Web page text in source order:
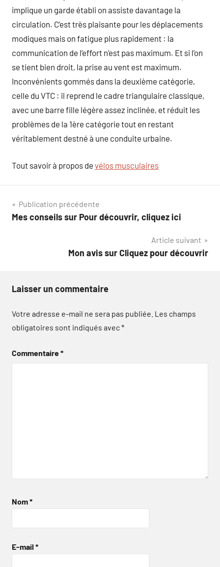
implique un garde établi on assiste davantage la
circulation. C’est très plaisante pour les déplacements
modiques mais on fatigue plus rapidement : la
communication de l’effort n’est pas maximum. Et si l’on
se tient bien droit, la prise au vent est maximum.
Inconvénients gommés dans la deuxième catégorie,
celle du VTC : il reprend le cadre triangulaire classique,
avec une barre fille légère assez inclinée, et réduit les
problèmes de la 1ère catégorie tout en restant
véritablement destné à une conduite urbaine.
Tout savoir à propos de vélos musculaires
Navigation
de
Publication précédente
Mes conseils sur Pour découvrir, cliquez ici
Article suivant
Mon avis sur Cliquez pour découvrir
Laisser un commentaire
Votre adresse e-mail ne sera pas publiée. Les champs
obligatoires sont indiqués avec*
Commentaire*
Nom*
E-mail *